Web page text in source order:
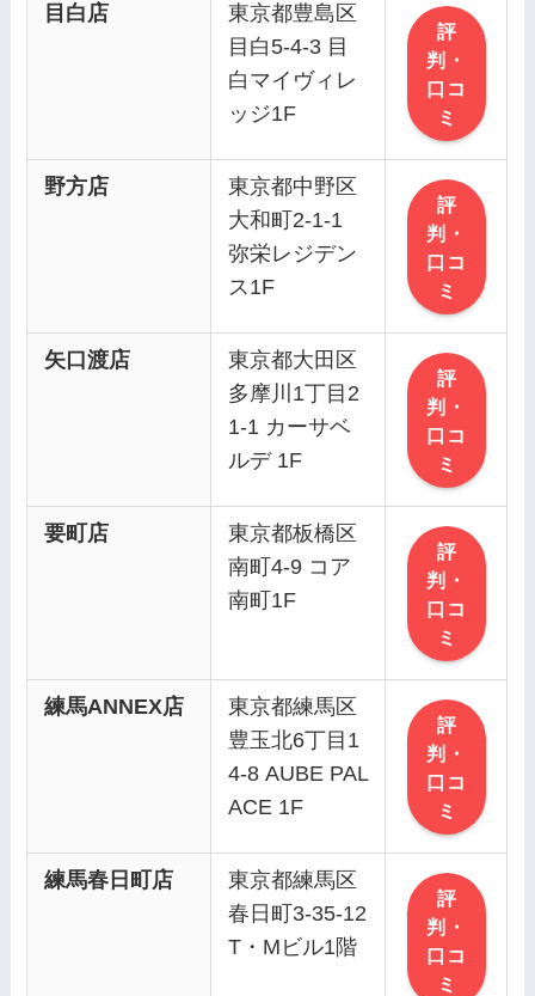
目白店
東京都豊島区
目白5-4-3 目
白マイヴィレ
ッジ1F
評
判・
口コ
ミ
野方店
東京都中野区
大和町2-1-1
弥栄レジデン
ス1F
評
判・
口コ
ミ
矢口渡店
東京都大田区
多摩川1丁目2
1-1 カーサベ
ルデ 1F
評
判・
口コ
ミ
要町店
東京都板橋区
南町4-9 コア
南町1F
評
判・
口コ
ミ
練馬ANNEX店
東京都練馬区
豊玉北6丁目1
4-8 AUBE PAL
ACE 1F
評
判・
口コ
ミ
練馬春日町店
東京都練馬区
春日町3-35-12
T・Mビル1階
評
判・
口コ
ミ